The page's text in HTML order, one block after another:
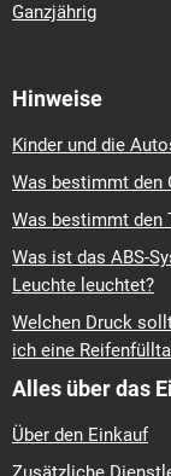
Ganzjährig
Hinweise
Kinder und die
Was bestimmt den
Was bestimmt den
Was ist das ABS-
Leuchte leuchtet?
Welchen Druck
ich eine
Alles über das
Über den Einkauf